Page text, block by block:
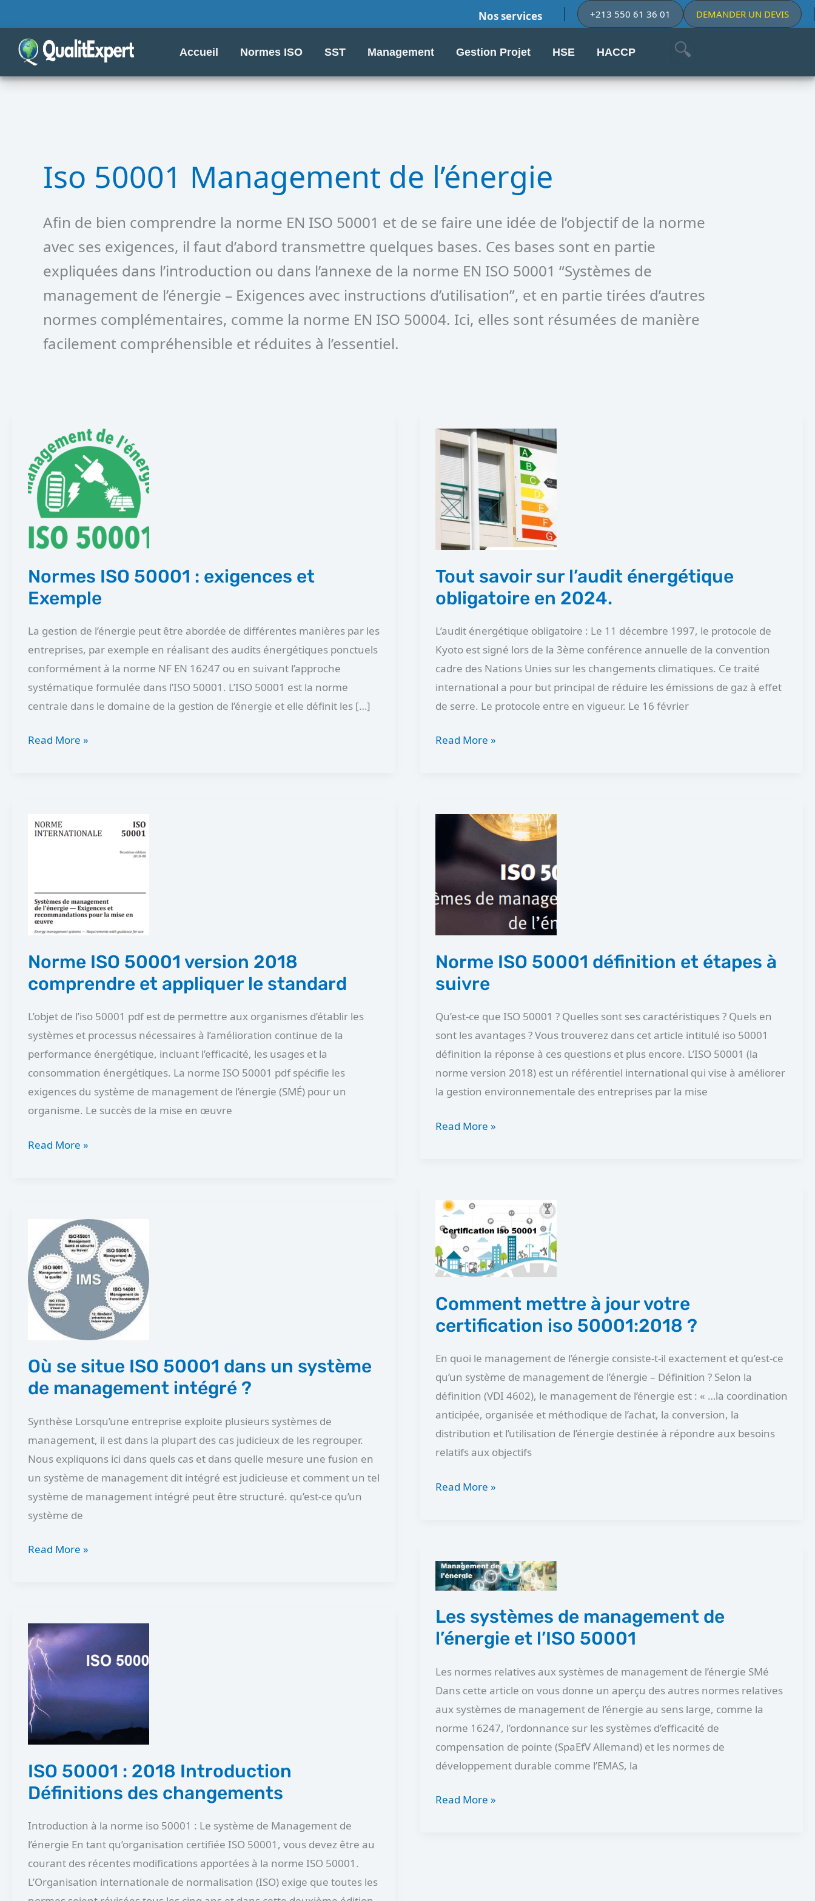
au
contenu
Nos services +213 550 61 36 01 DEMANDER UN DEVIS
Accueil Normes ISO SST Management Gestion Projet HSE HACCP
Iso 50001 Management de l’énergie
Afin de bien comprendre la norme EN ISO 50001 et de se faire une idée de l’objectif de la norme
avec ses exigences, il faut d’abord transmettre quelques bases. Ces bases sont en partie
expliquées dans l’introduction ou dans l’annexe de la norme EN ISO 50001 “Systèmes de
management de l’énergie – Exigences avec instructions d’utilisation”, et en partie tirées d’autres
normes complémentaires, comme la norme EN ISO 50004. Ici, elles sont résumées de manière
facilement compréhensible et réduites à l’essentiel.
Normes ISO 50001 : exigences et
Exemple
La gestion de l’énergie peut être abordée de différentes manières par les
entreprises, par exemple en réalisant des audits énergétiques ponctuels
conformément à la norme NF EN 16247 ou en suivant l’approche
systématique formulée dans l’ISO 50001. L’ISO 50001 est la norme
centrale dans le domaine de la gestion de l’énergie et elle définit les […]
Normes
ISO
50001
:
exigences
et
Exemple
Read More »
Tout savoir sur l’audit énergétique
obligatoire en 2024.
L’audit énergétique obligatoire : Le 11 décembre 1997, le protocole de
Kyoto est signé lors de la 3ème conférence annuelle de la convention
cadre des Nations Unies sur les changements climatiques. Ce traité
international a pour but principal de réduire les émissions de gaz à effet
de serre. Le protocole entre en vigueur. Le 16 février
Tout
savoir
sur
l’audit
énergétique
obligatoire
en
2024.
Read More »
Norme ISO 50001 version 2018
comprendre et appliquer le standard
L’objet de l’iso 50001 pdf est de permettre aux organismes d’établir les
systèmes et processus nécessaires à l’amélioration continue de la
performance énergétique, incluant l’efficacité, les usages et la
consommation énergétiques. La norme ISO 50001 pdf spécifie les
exigences du système de management de l’énergie (SMÉ) pour un
organisme. Le succès de la mise en œuvre
Norme
2018
comprendre
et
appliquer
standard
Read More »
Norme ISO 50001 définition et étapes à
suivre
Qu’est-ce que ISO 50001 ? Quelles sont ses caractéristiques ? Quels en
sont les avantages ? Vous trouverez dans cet article intitulé iso 50001
définition la réponse à ces questions et plus encore. L’ISO 50001 (la
norme version 2018) est un référentiel international qui vise à améliorer
la gestion environnementale des entreprises par la mise
Norme
50001
définition
et
étapes
à
suivre
Read More »
Comment mettre à jour votre
certification iso 50001:2018 ?
En quoi le management de l’énergie consiste-t-il exactement et qu’est-ce
qu’un système de management de l’énergie – Définition ? Selon la
définition (VDI 4602), le management de l’énergie est : « …la coordination
anticipée, organisée et méthodique de l’achat, la conversion, la
distribution et l’utilisation de l’énergie destinée à répondre aux besoins
relatifs aux objectifs
Comment
mettre
à
jour
certification
iso
?
Read More »
Où se situe ISO 50001 dans un système
de management intégré ?
Synthèse Lorsqu’une entreprise exploite plusieurs systèmes de
management, il est dans la plupart des cas judicieux de les regrouper.
Nous expliquons ici dans quels cas et dans quelle mesure une fusion en
un système de management dit intégré est judicieuse et comment un tel
système de management intégré peut être structuré. qu’est-ce qu’un
système de
se
situe
ISO
50001
dans
système
de
management
intégré
Read More »
Les systèmes de management de
l’énergie et l’ISO 50001
Les normes relatives aux systèmes de management de l’énergie SMé
Dans cette article on vous donne un aperçu des autres normes relatives
aux systèmes de management de l’énergie au sens large, comme la
norme 16247, l’ordonnance sur les systèmes d’efficacité de
compensation de pointe (SpaEfV Allemand) et les normes de
développement durable comme l’EMAS, la
Les
systèmes
de
management
de
50001
Read More »
ISO 50001 : 2018 Introduction
Définitions des changements
Introduction à la norme iso 50001 : Le système de Management de
l’énergie En tant qu’organisation certifiée ISO 50001, vous devez être au
courant des récentes modifications apportées à la norme ISO 50001.
L’Organisation internationale de normalisation (ISO) exige que toutes les
ISO
50001
:
2018
Introduction
Définitions
des
changements